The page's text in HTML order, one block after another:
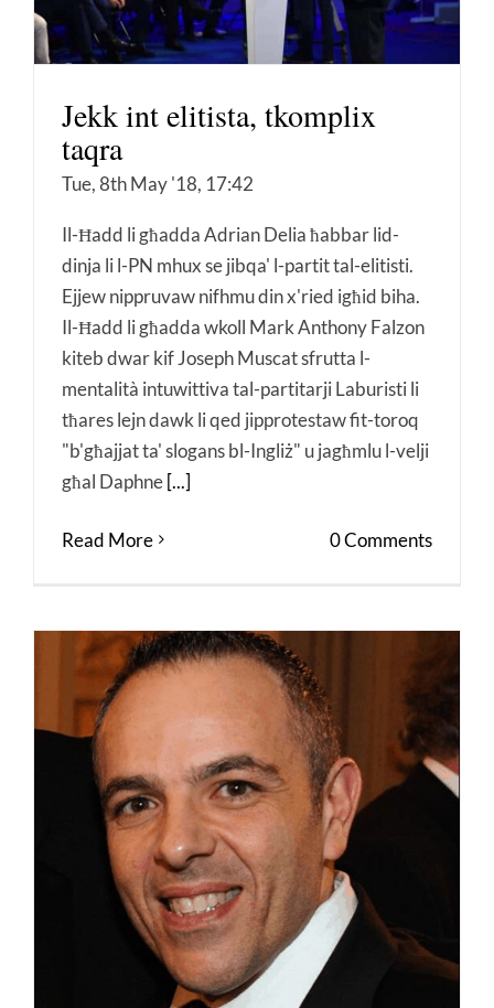
Jekk int elitista, tkomplix
taqra
Tue, 8th May '18, 17:42
Il-Ħadd li għadda Adrian Delia ħabbar lid-
dinja li l-PN mhux se jibqa' l-partit tal-elitisti.
Ejjew nippruvaw nifhmu din x'ried igħid biha.
Il-Ħadd li għadda wkoll Mark Anthony Falzon
kiteb dwar kif Joseph Muscat sfrutta l-
mentalità intuwittiva tal-partitarji Laburisti li
tħares lejn dawk li qed jipprotestaw fit-toroq
"b'għajjat ta' slogans bl-Ingliż" u jagħmlu l-velji
għal Daphne[...]
Read More 0 Comments